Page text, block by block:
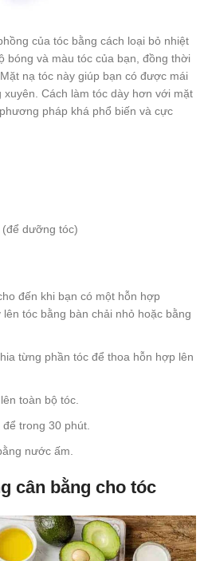
của tóc bằng cách loại bỏ nhiệt
bóng và màu tóc của bạn, đồng thời
nạ tóc này giúp bạn có được mái
Cách làm tóc dày hơn với mặt
pháp khá phổ biến và cực
dưỡng tóc)
đến khi bạn có một hỗn hợp
tóc bằng bàn chải nhỏ hoặc bằng
từng phần tóc để thoa hỗn hợp lên
toàn bộ tóc.
trong 30 phút.
nước ấm.
cân bằng cho tóc